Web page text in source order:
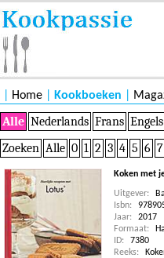
Home Kookboeken
Alle Nederlands Frans Engels
Zoeken Alle 0 1 2 3 4 5 6 7
Koken met
Uitgever:
Isbn:
Jaar:
2017
Formaat:
ID:
7380
Reeks: